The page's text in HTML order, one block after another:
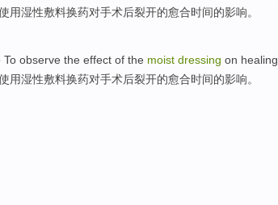
用湿性敷料换药对手术后裂开的愈合时间的影响。
To observe the effect of the moist dressing on healing
用湿性敷料换药对手术后裂开的愈合时间的影响。